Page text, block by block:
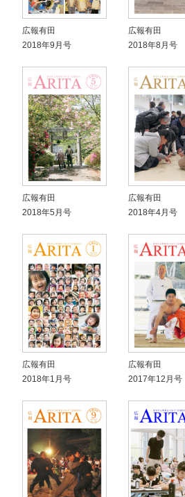
広報有田
2018年9月号
広報有田
2018年8月号
広報有田
2018年5月号
広報有田
2018年4月号
広報有田
2018年1月号
広報有田
2017年12月号